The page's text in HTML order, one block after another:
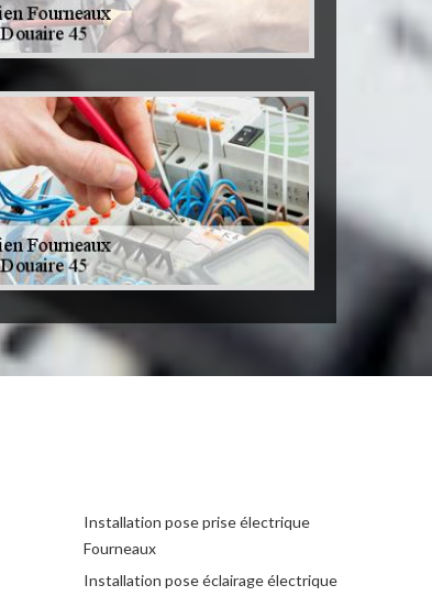
Installation pose prise électrique
Fourneaux
Installation pose éclairage électrique